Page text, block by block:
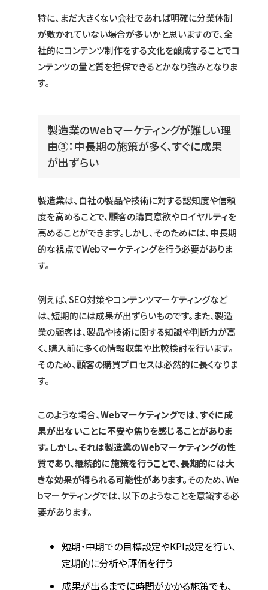
特に、まだ大きくない会社であれば明確に分業体制
が敷かれていない場合が多いかと思いますので、全
社的にコンテンツ制作をする文化を醸成することでコ
ンテンツの量と質を担保できるとかなり強みとなりま
す。
製造業のWebマーケティングが難しい理
由③：中長期の施策が多く、すぐに成果
が出ずらい
製造業は、自社の製品や技術に対する認知度や信頼
度を高めることで、顧客の購買意欲やロイヤルティを
高めることができます。しかし、そのためには、中長期
的な視点でWebマーケティングを行う必要がありま
す。
例えば、SEO対策やコンテンツマーケティングなど
は、短期的には成果が出ずらいものです。また、製造
業の顧客は、製品や技術に関する知識や判断力が高
く、購入前に多くの情報収集や比較検討を行います。
そのため、顧客の購買プロセスは必然的に長くなりま
す。
このような場合、Webマーケティングでは、すぐに成
果が出ないことに不安や焦りを感じることがありま
す。しかし、それは製造業のWebマーケティングの性
質であり、継続的に施策を行うことで、長期的には大
きな効果が得られる可能性があります。そのため、We
bマーケティングでは、以下のようなことを意識する必
要があります。
短期・中期での目標設定やKPI設定を行い、
定期的に分析や評価を行う
成果が出るまでに時間がかかる施策でも、